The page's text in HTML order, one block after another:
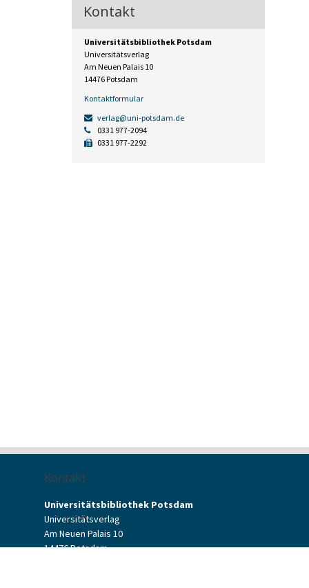
Kontakt
Universitätsbibliothek Potsdam
Universitätsverlag
Am Neuen Palais 10
14476 Potsdam
Kontaktformular
verlag@uni-potsdam.de
0331 977-2094
0331 977-2292
Kontakt
Universitätsbibliothek Potsdam
Universitätsverlag
Am Neuen Palais 10
14476 Potsdam